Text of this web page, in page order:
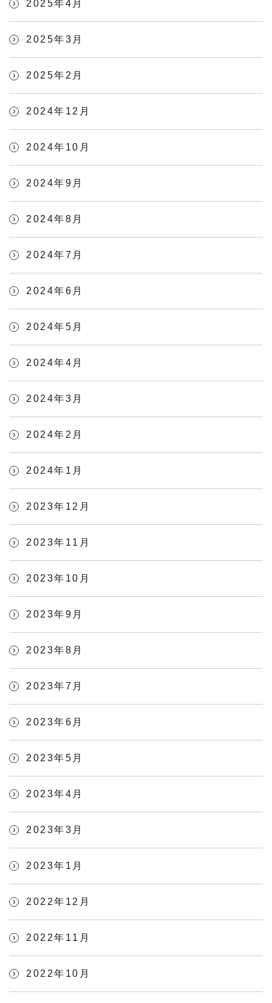
2025年4月
2025年3月
2025年2月
2024年12月
2024年10月
2024年9月
2024年8月
2024年7月
2024年6月
2024年5月
2024年4月
2024年3月
2024年2月
2024年1月
2023年12月
2023年11月
2023年10月
2023年9月
2023年8月
2023年7月
2023年6月
2023年5月
2023年4月
2023年3月
2023年1月
2022年12月
2022年11月
2022年10月